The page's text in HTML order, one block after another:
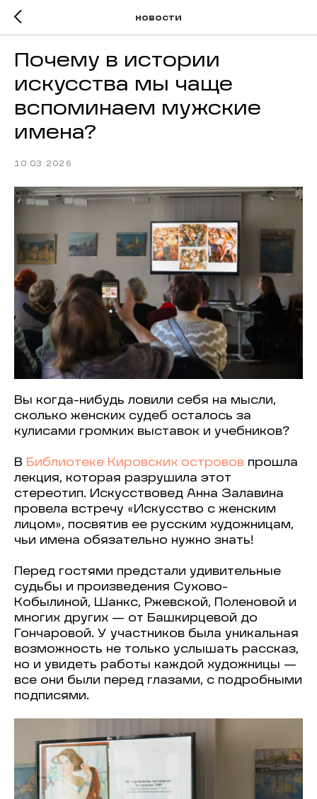
новости
Почему в истории
искусства мы чаще
вспоминаем мужские
имена?
10.03.2026
Вы когда-нибудь ловили себя на мысли,
сколько женских судеб осталось за
кулисами громких выставок и учебников?
В Библиотеке Кировских островов прошла
лекция, которая разрушила этот
стереотип. Искусствовед Анна Залавина
провела встречу «Искусство с женским
лицом», посвятив ее русским художницам,
чьи имена обязательно нужно знать!
Перед гостями предстали удивительные
судьбы и произведения Сухово-
Кобылиной, Шанкс, Ржевской, Поленовой и
многих других — от Башкирцевой до
Гончаровой. У участников была уникальная
возможность не только услышать рассказ,
но и увидеть работы каждой художницы —
все они были перед глазами, с подробными
подписями.